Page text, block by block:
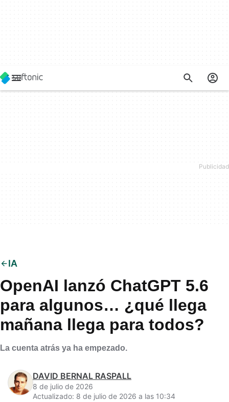
IA
OpenAI lanzó ChatGPT 5.6
para algunos… ¿qué llega
mañana llega para todos?
La cuenta atrás ya ha empezado.
DAVID BERNAL RASPALL
8 de julio de 2026
Actualizado: 8 de julio de 2026 a las 10:34